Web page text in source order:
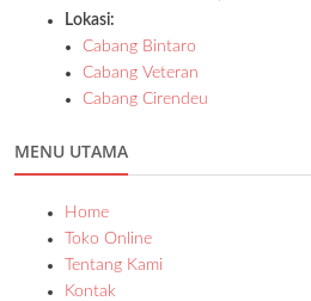
Lokasi:
Cabang Bintaro
Cabang Veteran
Cabang Cirendeu
MENU UTAMA
Home
Toko Online
Tentang Kami
Kontak